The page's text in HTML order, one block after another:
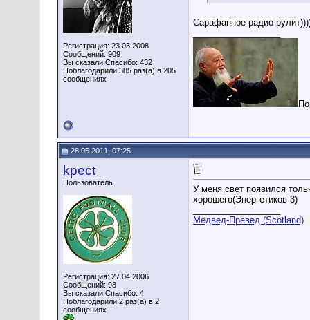
Регистрация: 23.03.2008
Сообщений: 909
Вы сказали Спасибо: 432
Поблагодарили 385 раз(а) в 205
сообщениях
Сарафанное радио
28.05.2011, 07:25
kpect
Пользователь
Регистрация: 27.04.2006
Сообщений: 98
Вы сказали Спасибо: 4
Поблагодарили 2 раз(а) в 2
сообщениях
У меня свет появился
хорошего(Энергетиков 3)
Медвед-Превед (Scotland)